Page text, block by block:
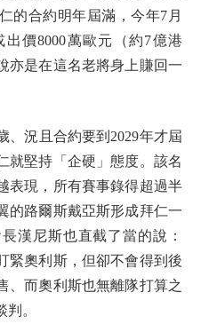
的合約明年屆滿，今年7月
價8000萬歐元（約7億港
亦是在這名老將身上賺回一
況且合約要到2029年才屆
就堅持「企硬」態度。該名
表現，所有賽事錄得超過半
的路爾斯戴亞斯形成拜仁一
漢尼斯也直截了當的說：
緊奧利斯，但卻不會得到後
、而奧利斯也無離隊打算之
。